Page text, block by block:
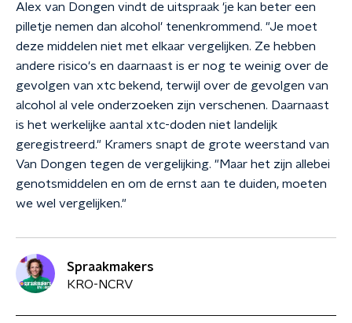
Alex van Dongen vindt de uitspraak 'je kan beter een
pilletje nemen dan alcohol' tenenkrommend. "Je moet
deze middelen niet met elkaar vergelijken. Ze hebben
andere risico's en daarnaast is er nog te weinig over de
gevolgen van xtc bekend, terwijl over de gevolgen van
alcohol al vele onderzoeken zijn verschenen. Daarnaast
is het werkelijke aantal xtc-doden niet landelijk
geregistreerd." Kramers snapt de grote weerstand van
Van Dongen tegen de vergelijking. "Maar het zijn allebei
genotsmiddelen en om de ernst aan te duiden, moeten
we wel vergelijken."
Spraakmakers
KRO-NCRV